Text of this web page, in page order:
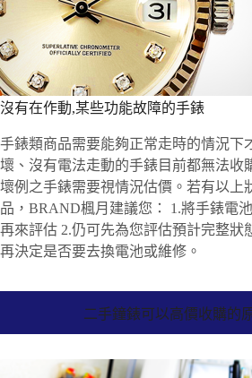
沒有在作動,某些功能故障的手錶
手錶類商品需要能夠正常走時的情況下
壞、沒有電法走動的手錶目前都無法收
壞例之手錶需要視情況估價。若有以上
品，BRAND楓月建議您： 1.將手錶電
再來評估 2.仍可先為您評估預計完整狀
再決定是否要去換電池或維修。
二手鐘錶可以高價收購的